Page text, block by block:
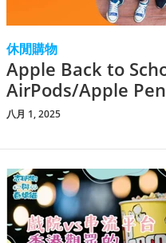
休閒購物
Apple Back to
AirPods/Apple
八月 1, 2025